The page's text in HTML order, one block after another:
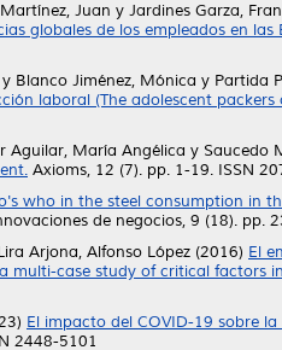
Juan y Jardines Garza,
globales de los empleados en las
y Blanco Jiménez, Mónica y Partida
laboral (The adolescent
Aguilar, María Angélica y Saucedo
Axioms, 12 (7). pp. 1-19. ISSN
who in the steel consumption in
de negocios, 9 (18). pp.
Arjona, Alfonso López (2016) El
multi-case study of critical factors
El impacto del COVID-19 sobre
2448-5101